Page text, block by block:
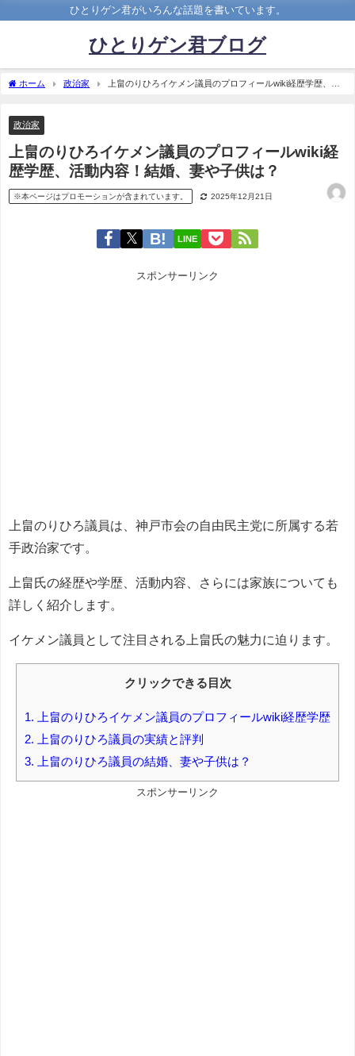
ひとりゲン君がいろんな話題を書いています。
ひとりゲン君ブログ
ホーム 政治家
上畠のりひろイケメン議員のプロフィールwiki経歴学歴、活
政治家
上畠のりひろイケメン議員のプロフィールwiki経
歴学歴、活動内容！結婚、妻や子供は？
※本ページはプロモーションが含まれています。 2025年12月21日
LINE
スポンサーリンク
上畠のりひろ議員は、神戸市会の自由民主党に所属する若
手政治家です。
上畠氏の経歴や学歴、活動内容、さらには家族についても
詳しく紹介します。
イケメン議員として注目される上畠氏の魅力に迫ります。
クリックできる目次
1. 上畠のりひろイケメン議員のプロフィールwiki経歴学歴
2. 上畠のりひろ議員の実績と評判
3. 上畠のりひろ議員の結婚、妻や子供は？
スポンサーリンク